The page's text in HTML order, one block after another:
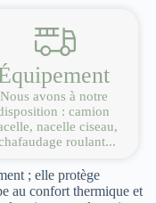
Nous avons à notre
: camion
nacelle ciseau,
roulant...
; elle protège
au confort thermique et